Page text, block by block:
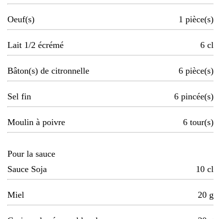
Oeuf(s) 1 pièce(s)
Lait 1/2 écrémé 6 cl
Bâton(s) de citronnelle 6 pièce(s)
Sel fin 6 pincée(s)
Moulin à poivre 6 tour(s)
Pour la sauce
Sauce Soja
10 cl
Miel 20 g